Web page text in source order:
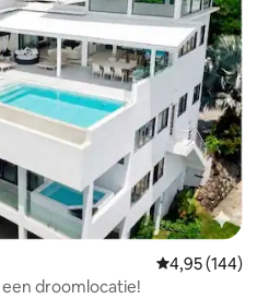
Gemiddelde
4,95 (144)
op een droomlocatie!